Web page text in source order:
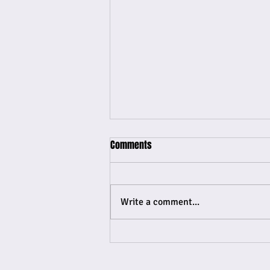
Tidal lo saka album nobo di
Comments
Write a comment...